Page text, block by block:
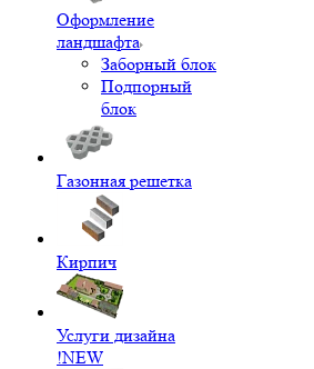
Оформление
ландшафта
Заборный блок
Подпорный
блок
Газонная решетка
Кирпич
Услуги дизайна
!NEW